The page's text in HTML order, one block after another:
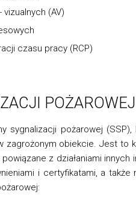
(AV)
czasu pracy (RCP)
POŻAROWEJ
sygnalizacji pożarowej
zagrożonym obiekcie. Jest
z działaniami
i certyfikatami, a